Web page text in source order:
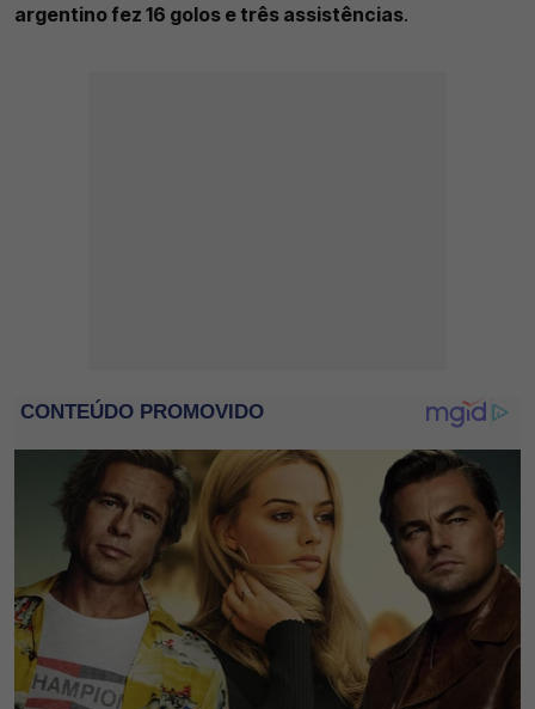
argentino fez 16 golos e três assistências.